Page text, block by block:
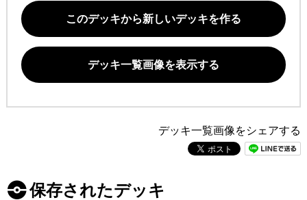
このデッキから新しいデッキを作る
デッキ一覧画像を表示する
デッキ一覧画像をシェアする
保存されたデッキ